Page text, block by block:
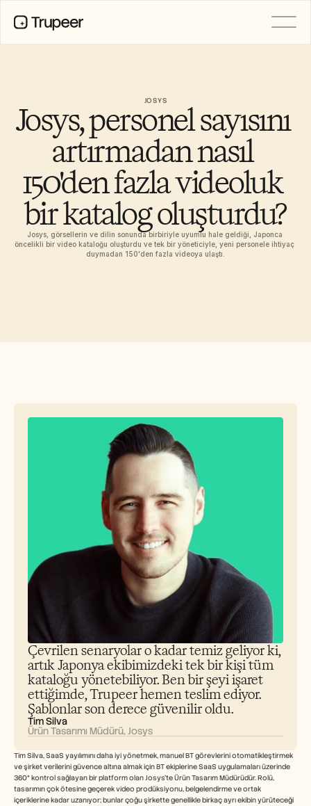
JOSYS
Josys, personel sayısını
artırmadan nasıl
150'den fazla videoluk
bir katalog oluşturdu?
Josys, görsellerin ve dilin sonunda birbiriyle uyumlu hale geldiği, Japonca
öncelikli bir video kataloğu oluşturdu ve tek bir yöneticiyle, yeni personele ihtiyaç
duymadan 150'den fazla videoya ulaştı.
Çevrilen senaryolar o kadar temiz geliyor ki,
artık Japonya ekibimizdeki tek bir kişi tüm
kataloğu yönetebiliyor. Ben bir şeyi işaret
ettiğimde, Trupeer hemen teslim ediyor.
Şablonlar son derece güvenilir oldu.
Tim Silva
Ürün Tasarımı Müdürü, Josys
Tim Silva, SaaS yayılımını daha iyi yönetmek, manuel BT görevlerini otomatikleştirmek
ve şirket verilerini güvence altına almak için BT ekiplerine SaaS uygulamaları üzerinde
360° kontrol sağlayan bir platform olan Josys'te Ürün Tasarım Müdürüdür. Rolü,
tasarımın çok ötesine geçerek video prodüksiyonu, belgelendirme ve ortak
içeriklerine kadar uzanıyor; bunlar çoğu şirkette genellikle birkaç ayrı ekibin yürüteceği
Help Center
Pricing
Translation
Knowledge Base
AI Avatars
Brand Kits
Shared Pages
AI Screen Recording
RESOURCES
AI Champions of Change
Product Marketing
Book a Demo
Start Free Trial